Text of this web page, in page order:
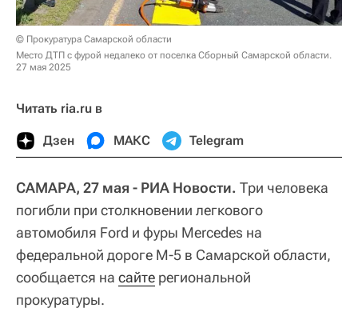
© Прокуратура Самарской области
Место ДТП с фурой недалеко от поселка Сборный Самарской области.
27 мая 2025
Читать ria.ru в
Дзен МАКС Telegram
САМАРА, 27 мая - РИА Новости. Три человека
погибли при столкновении легкового
автомобиля Ford и фуры Mercedes на
федеральной дороге M-5 в Самарской области,
сообщается на сайте региональной
прокуратуры.